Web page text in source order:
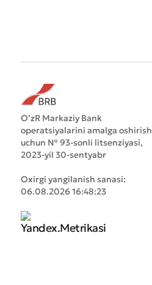
O’zR Markaziy Bank
operatsiyalarini amalga oshirish
uchun № 93-sonli litsenziyasi,
2023-yil 30-sentyabr
Oxirgi yangilanish sanasi:
06.08.2026 16:48:23